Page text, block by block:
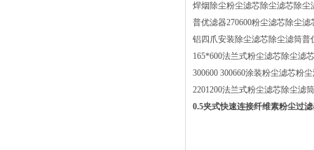
焊烟除尘粉尘滤芯除尘滤芯除尘
普优滤器270600粉尘滤芯除尘滤
铝四爪安装除尘滤芯除尘滤筒普
165*600法兰式粉尘滤芯除尘滤
300600 300660涂装粉尘滤芯粉
2201200法兰式粉尘滤芯除尘滤
0.5夹式快速连接纤维素粉尘过